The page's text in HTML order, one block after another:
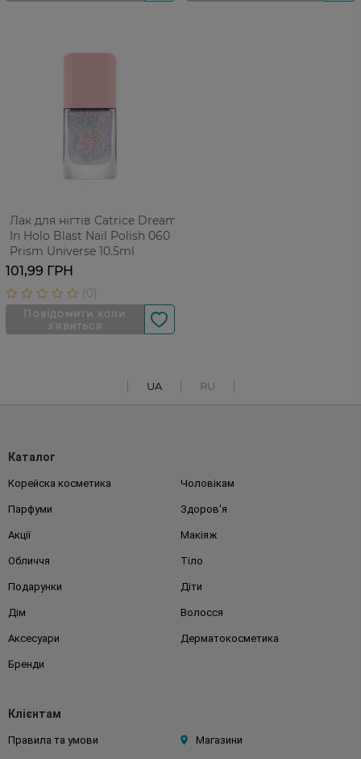
Лак для нігтів Catrice Dream
In Holo Blast Nail Polish 060
Prism Universe 10.5ml
101,99 ГРН
UA RU
Каталог
Корейска косметика Чоловікам
Парфуми Здоров'я
Акції Макіяж
Обличчя Тіло
Подарунки Діти
Дім Волосся
Аксесуари Дерматокосметика
Бренди
Клієнтам
Правила та умови Магазини